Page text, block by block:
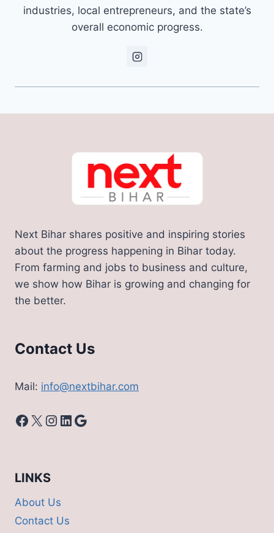
industries, local entrepreneurs, and the state’s
overall economic progress.
Next Bihar shares positive and inspiring stories
about the progress happening in Bihar today.
From farming and jobs to business and culture,
we show how Bihar is growing and changing for
the better.
Contact Us
Mail: info@nextbihar.com
Facebook
X Instagram
LinkedIn
Google
LINKS
About Us
Contact Us